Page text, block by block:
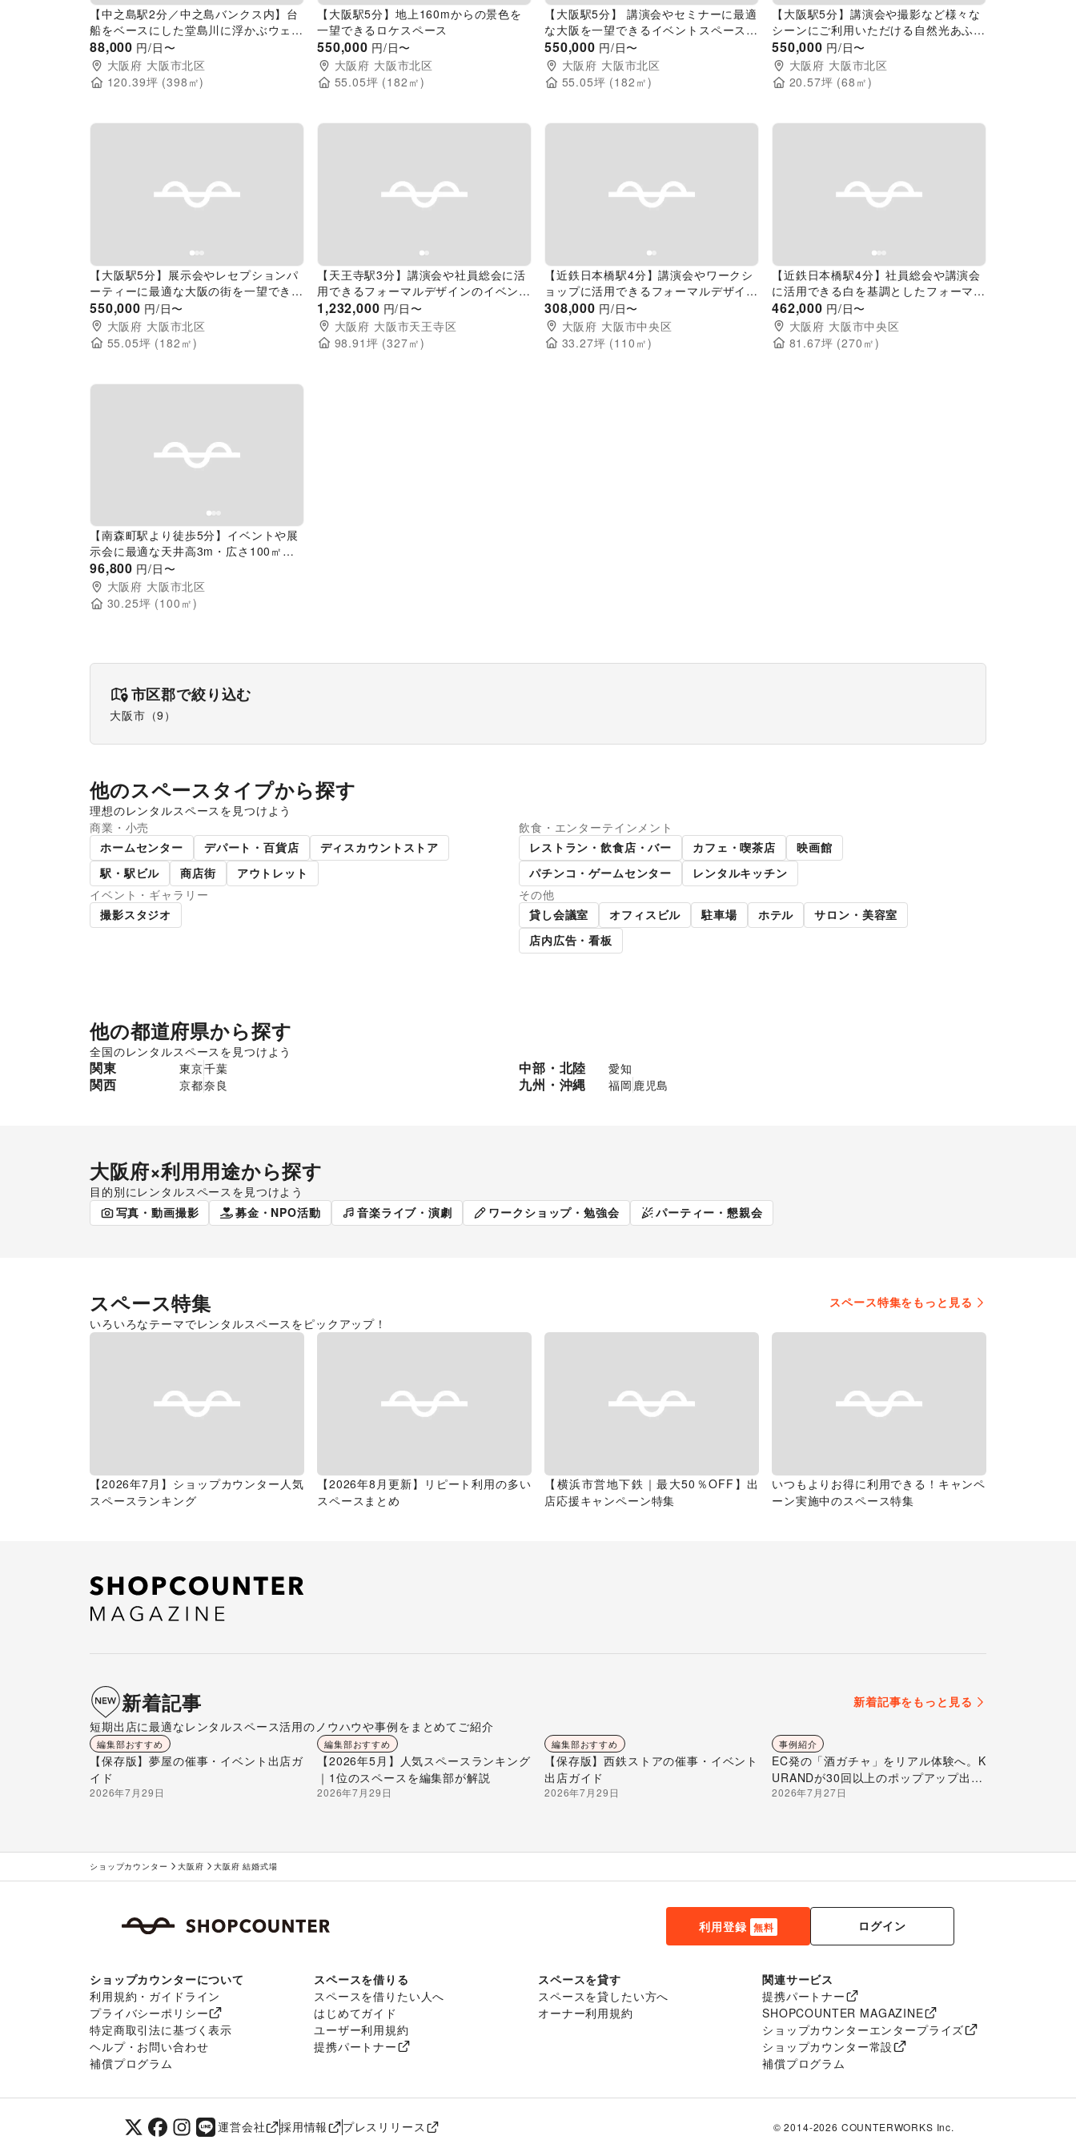
【中之島駅2分／中之島バンクス内】台
船をベースにした堂島川に浮かぶウェデ
ィング＆イベントスペース
88,000 円/日〜
大阪府 大阪市北区
120.39坪 (398 ㎡)
【大阪駅5分】地上160mからの景色を
一望できるロケスペース
550,000 円/日〜
大阪府 大阪市北区
55.05坪 (182 ㎡)
【大阪駅5分】 講演会やセミナーに最適
な大阪を一望できるイベントスペース
(バンケット Evan)
550,000 円/日〜
大阪府 大阪市北区
55.05坪 (182 ㎡)
【大阪駅5分】講演会や撮影など様々な
シーンにご利用いただける自然光あふれ
るイベントスペース(チャペル)
550,000 円/日〜
大阪府 大阪市北区
20.57坪 (68 ㎡)
Previous slide
【大阪駅5分】展示会やレセプションパ
ーティーに最適な大阪の街を一望できる
イベントスペース(バンケット Claire)
550,000 円/日〜
大阪府 大阪市北区
55.05坪 (182 ㎡)
Previous slide
【天王寺駅3分】講演会や社員総会に活
用できるフォーマルデザインのイベント
スペース
1,232,000 円/日〜
大阪府 大阪市天王寺区
98.91 坪 (327㎡)
Previous slide
【近鉄日本橋駅4分】講演会やワークシ
ョップに活用できるフォーマルデザイン
のイベントスペース（4F）
308,000 円/日〜
大阪府 大阪市中央区
33.27坪 (110 ㎡)
Previous slide
【近鉄日本橋駅4分】社員総会や講演会
に活用できる白を基調としたフォーマル
なイベントスペース（6F）
462,000 円/日〜
大阪府 大阪市中央区
81.67坪 (270 ㎡)
Previous slide
【南森町駅より徒歩5分】イベントや展
示会に最適な天井高3m・広さ100㎡の
プライベートスペース
96,800 円/日〜
大阪府 大阪市北区
30.25坪 (100 ㎡)
市区郡で絞り込む
大阪市 （9 ）
他のスペースタイプから探す
理想のレンタルスペースを見つけよう
ショッピングモール スーパーマーケット ギャラリー・貸し画廊 路面店舗
商業・小売
ホームセンター
デパート・百貨店
ディスカウントストア
駅・駅ビル
商店街 アウトレット
飲食・エンターテインメント
レストラン・飲食店・バー
カフェ・喫茶店
映画館
パチンコ・ゲームセンター
レンタルキッチン
イベント・ギャラリー
撮影スタジオ
その他
貸し会議室
オフィスビル 駐車場 ホテル
サロン・美容室
店内広告・看板
他の都道府県から探す
全国のレンタルスペースを見つけよう
関東 東京千葉 中部・北陸 愛知
関西 京都奈良 九州・沖縄 福岡 鹿児島
大阪府×利用用途から探す
目的別にレンタルスペースを見つけよう
ポップアップストア 食品販売 販促イベント 展示会・個展
写真・動画撮影 募金・NPO活動 音楽ライブ・演劇 ワークショップ・勉強会 パーティー・懇親会
スペース特集
スペース特集をもっと見る
いろいろなテーマでレンタルスペースをピックアップ！
【2026年7月】ショップカウンター人気
スペースランキング
【2026年8月更新】リピート利用の多い
スペースまとめ
【横浜市営地下鉄｜最大50％OFF】出
店応援キャンペーン特集
いつもよりお得に利用できる！キャンペ
ーン実施中のスペース特集
新着記事
新着記事をもっと見る
短期出店に最適なレンタルスペース活用のノウハウや事例をまとめてご紹介
編集部おすすめ
【保存版】夢屋の催事・イベント出店ガ
イド
2026年7月29日
編集部おすすめ
【2026年5月】人気スペースランキング
｜1位のスペースを編集部が解説
2026年7月29日
編集部おすすめ
【保存版】西鉄ストアの催事・イベント
出店ガイド
2026年7月29日
事例紹介
EC発の「酒ガチャ」をリアル体験へ。K
URANDが30回以上のポップアップ出店
で届ける“新しいお酒との出会い”
2026年7月27日
ショップカウンター 大阪府 大阪府 結婚式場
利用登録 無料 ログイン
ショップカウンターについて
利用規約・ガイドライン
プライバシーポリシー
特定商取引法に基づく表示
ヘルプ・お問い合わせ
補償プログラム
スペースを借りる
スペースを借りたい人へ
はじめてガイド
ユーザー利用規約
提携パートナー
スペースを貸す
スペースを貸したい方へ
オーナー利用規約
関連サービス
提携パートナー
SHOPCOUNTER MAGAZINE
ショップカウンターエンタープライズ
ショップカウンター常設
補償プログラム
運営会社 採用情報 プレスリリース © 2014-2026 COUNTERWORKS Inc.